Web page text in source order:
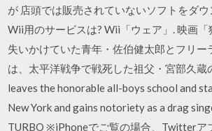
が 店頭では販売されていないソフトをダ
Wii用のサービスは? Wii「ウェア」. 映画
失いかけていた青年・佐伯健太郎とフリー
は、太平洋戦争で戦死した祖父・宮部久蔵
leaves the honorable all-boys school and
New York and gains notoriety as a drag
TURBO ※iPhoneでご覧の場合、Twitterア